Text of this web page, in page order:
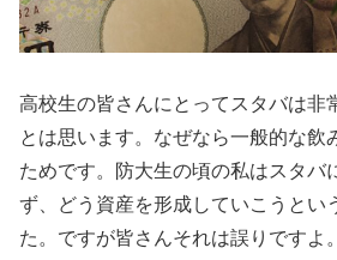
高校生の皆さんにとってスタバは非
とは思います。なぜなら一般的な飲
ためです。防大生の頃の私はスタバ
ず、どう資産を形成していこうとい
た。ですが皆さんそれは誤りですよ。